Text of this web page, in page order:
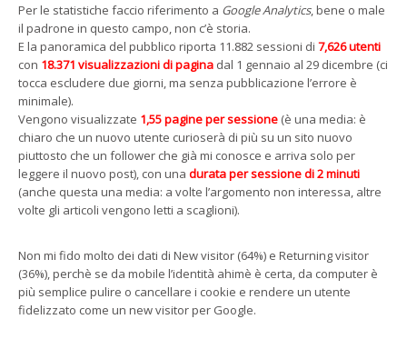
Per le statistiche faccio riferimento a Google Analytics, bene o male
il padrone in questo campo, non c’è storia.
E la panoramica del pubblico riporta 11.882 sessioni di 7,626 utenti
con 18.371 visualizzazioni di pagina dal 1 gennaio al 29 dicembre (ci
tocca escludere due giorni, ma senza pubblicazione l’errore è
minimale).
Vengono visualizzate 1,55 pagine per sessione (è una media: è
chiaro che un nuovo utente curioserà di più su un sito nuovo
piuttosto che un follower che già mi conosce e arriva solo per
leggere il nuovo post), con una durata per sessione di 2 minuti
(anche questa una media: a volte l’argomento non interessa, altre
volte gli articoli vengono letti a scaglioni).
Non mi fido molto dei dati di New visitor (64%) e Returning visitor
(36%), perchè se da mobile l’identità ahimè è certa, da computer è
più semplice pulire o cancellare i cookie e rendere un utente
fidelizzato come un new visitor per Google.